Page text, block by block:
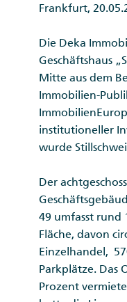
Frankfurt,
Die Deka
Geschäftshaus
Mitte aus dem
Immobilien-
institutioneller
wurde
Der
49 umfasst rund
Fläche, davon
Einzelhandel,
Parkplätze. Das
Prozent